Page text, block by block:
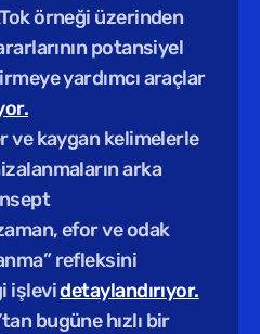
örneği üzerinden
potansiyel
yardımcı araçlar
ve kaygan kelimelerle
arka
efor ve odak
refleksini
işlevi detaylandırıyor.
bugüne hızlı bir